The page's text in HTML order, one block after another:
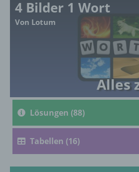
4 Bilder 1 Wort
Von Lotum
Alles
Lösungen (88)
Tabellen (16)
Ausdruck der physischen,
genetischen, psychischen,
kulturellen oder sozialen
natürlichen Person sind,
b) betroffene Person
identifizierbare natürliche
werden.